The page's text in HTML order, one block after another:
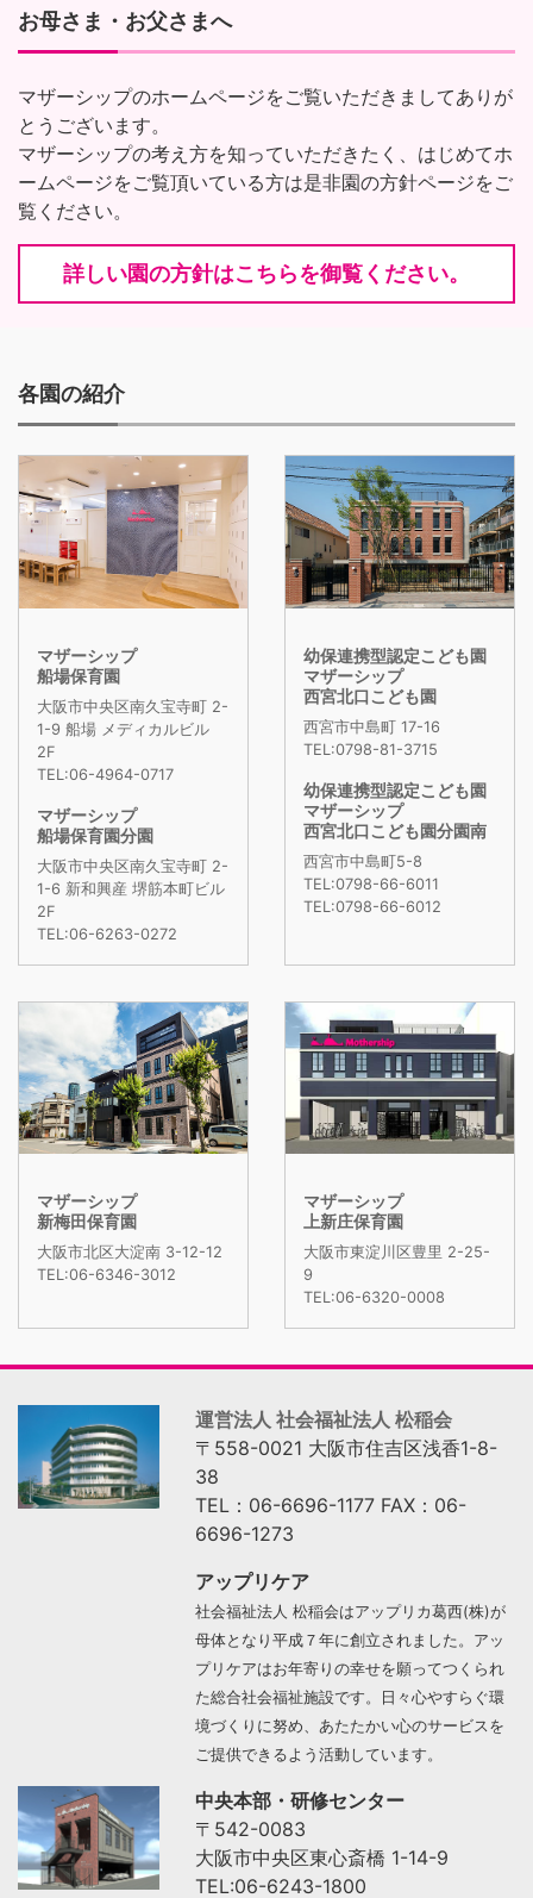
お母さま・お父さまへ
マザーシップのホームページをご覧いただきましてありが
とうございます。
マザーシップの考え方を知っていただきたく、はじめてホ
ームページをご覧頂いている方は是非園の方針ページをご
覧ください。
詳しい園の方針はこちらを御覧ください。
各園の紹介
マザーシップ
船場保育園
大阪市中央区南久宝寺町 2-
1-9 船場 メディカルビル
2F
TEL:06-4964-0717
マザーシップ
船場保育園分園
大阪市中央区南久宝寺町 2-
1-6 新和興産 堺筋本町ビル
2F
TEL:06-6263-0272
幼保連携型認定こども園
マザーシップ
西宮北口こども園
西宮市中島町 17-16
TEL:0798-81-3715
幼保連携型認定こども園
マザーシップ
西宮北口こども園分園南
西宮市中島町5-8
TEL:0798-66-6011
TEL:0798-66-6012
マザーシップ
新梅田保育園
大阪市北区大淀南 3-12-12
TEL:06-6346-3012
マザーシップ
上新庄保育園
大阪市東淀川区豊里 2-25-
9
TEL:06-6320-0008
運営法人 社会福祉法人 松稲会
〒558-0021 大阪市住吉区浅香1-8-
38
TEL：06-6696-1177 FAX：06-
6696-1273
アップリケア
社会福祉法人 松稲会はアップリカ葛西(株)が
母体となり平成７年に創立されました。アッ
プリケアはお年寄りの幸せを願ってつくられ
た総合社会福祉施設です。日々心やすらぐ環
境づくりに努め、あたたかい心のサービスを
ご提供できるよう活動しています。
中央本部・研修センター
〒542-0083
大阪市中央区東心斎橋 1-14-9
TEL:06-6243-1800